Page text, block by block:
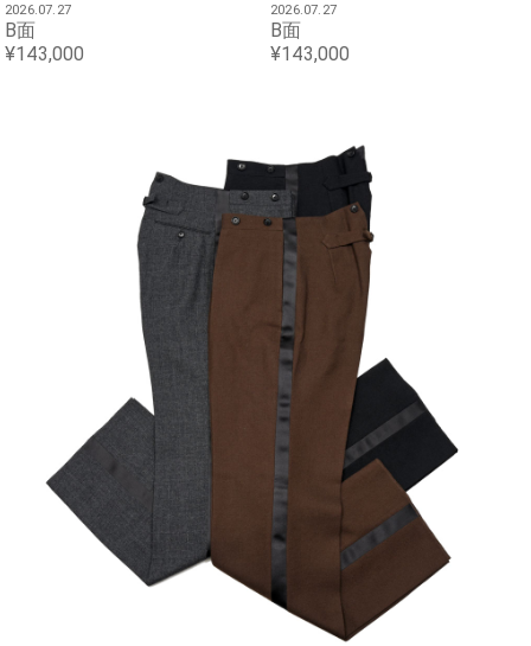
2026.07.27
B面
¥143,000
2026.07.27
B面
¥143,000